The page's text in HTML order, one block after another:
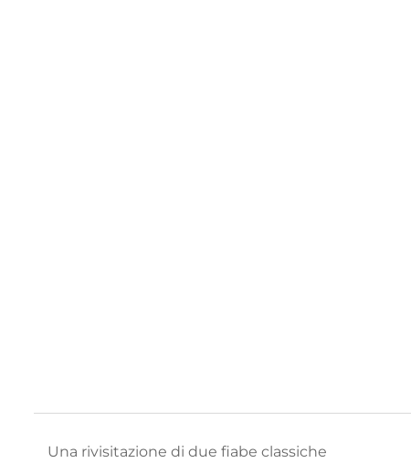
Una rivisitazione di due fiabe classiche